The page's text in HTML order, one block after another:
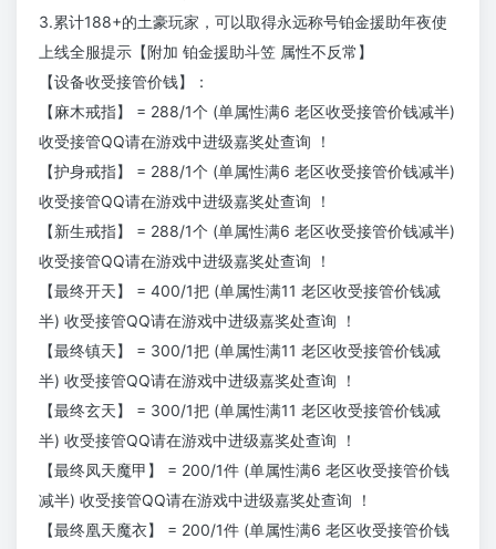
3.累计188+的土豪玩家，可以取得永远称号铂金援助年夜使
上线全服提示【附加 铂金援助斗笠 属性不反常】
【设备收受接管价钱】：
【麻木戒指】 = 288/1个 (单属性满6 老区收受接管价钱减半)
收受接管QQ请在游戏中进级嘉奖处查询 ！
【护身戒指】 = 288/1个 (单属性满6 老区收受接管价钱减半)
收受接管QQ请在游戏中进级嘉奖处查询 ！
【新生戒指】 = 288/1个 (单属性满6 老区收受接管价钱减半)
收受接管QQ请在游戏中进级嘉奖处查询 ！
【最终开天】 = 400/1把 (单属性满11 老区收受接管价钱减
半) 收受接管QQ请在游戏中进级嘉奖处查询 ！
【最终镇天】 = 300/1把 (单属性满11 老区收受接管价钱减
半) 收受接管QQ请在游戏中进级嘉奖处查询 ！
【最终玄天】 = 300/1把 (单属性满11 老区收受接管价钱减
半) 收受接管QQ请在游戏中进级嘉奖处查询 ！
【最终凤天魔甲】 = 200/1件 (单属性满6 老区收受接管价钱
减半) 收受接管QQ请在游戏中进级嘉奖处查询 ！
【最终凰天魔衣】 = 200/1件 (单属性满6 老区收受接管价钱